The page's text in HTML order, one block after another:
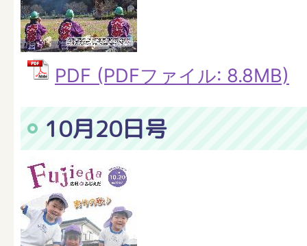
PDF (PDFファイル: 8.8MB)
10月20日号